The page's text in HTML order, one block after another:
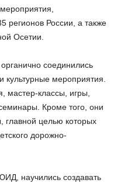
регионов России, а также
Осетии.
соединились
культурные мероприятия.
мастер-классы, игры,
Кроме того, они
главной целью которых
дорожно-
научились создавать